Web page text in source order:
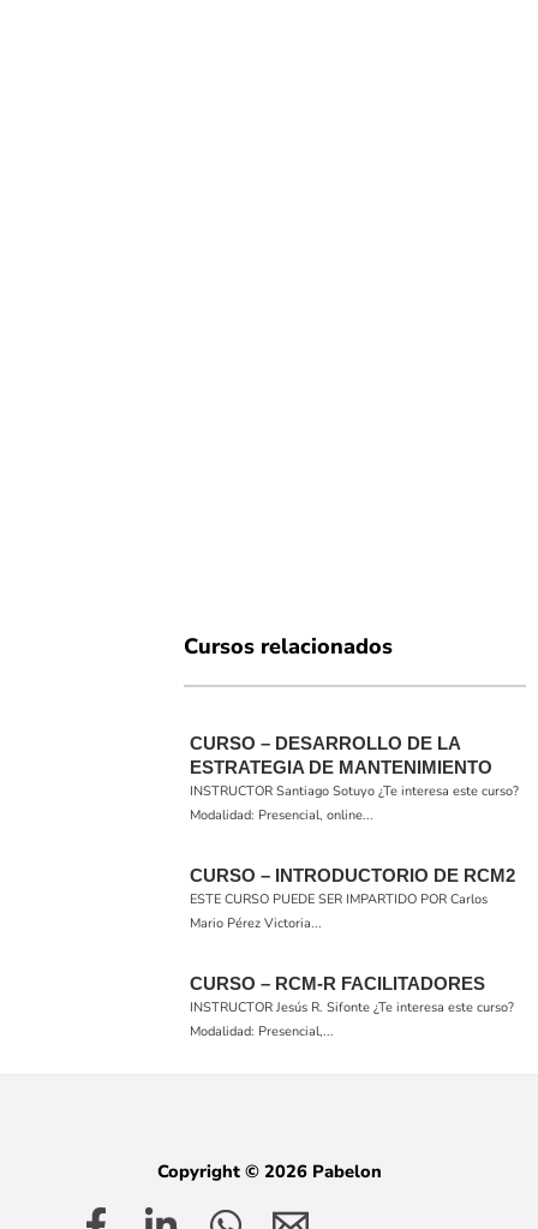
Cursos relacionados
CURSO – DESARROLLO DE LA
ESTRATEGIA DE MANTENIMIENTO
INSTRUCTOR Santiago Sotuyo ¿Te interesa este curso?
Modalidad: Presencial, online...
CURSO – INTRODUCTORIO DE RCM2
ESTE CURSO PUEDE SER IMPARTIDO POR Carlos
Mario Pérez Victoria...
CURSO – RCM-R FACILITADORES
INSTRUCTOR Jesús R. Sifonte ¿Te interesa este curso?
Modalidad: Presencial,...
Copyright © 2026 Pabelon